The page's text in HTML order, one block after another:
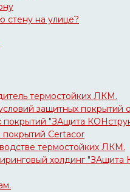
стену на улице?
термостойких ЛКМ.
защитных
покрытий "ЗАщита
покрытий Certacor
термостойких ЛКМ.
холдинг